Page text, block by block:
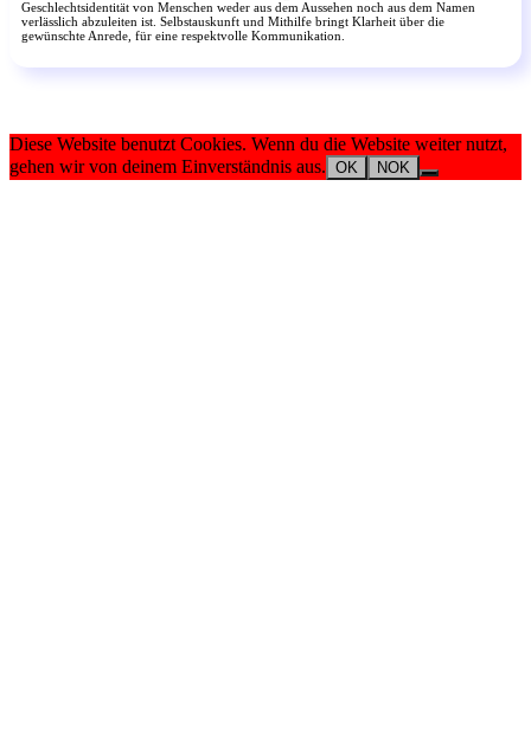
Geschlechtsidentität von Menschen weder aus dem Aussehen noch aus dem Namen
verlässlich abzuleiten ist. Selbstauskunft und Mithilfe bringt Klarheit über die
gewünschte Anrede, für eine respektvolle Kommunikation.
Diese Website benutzt Cookies. Wenn du die Website weiter nutzt,
gehen wir von deinem Einverständnis aus. OK NOK